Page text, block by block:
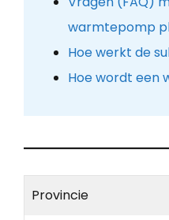
warmtepomp
Hoe werkt de
Hoe wordt een
Provincie